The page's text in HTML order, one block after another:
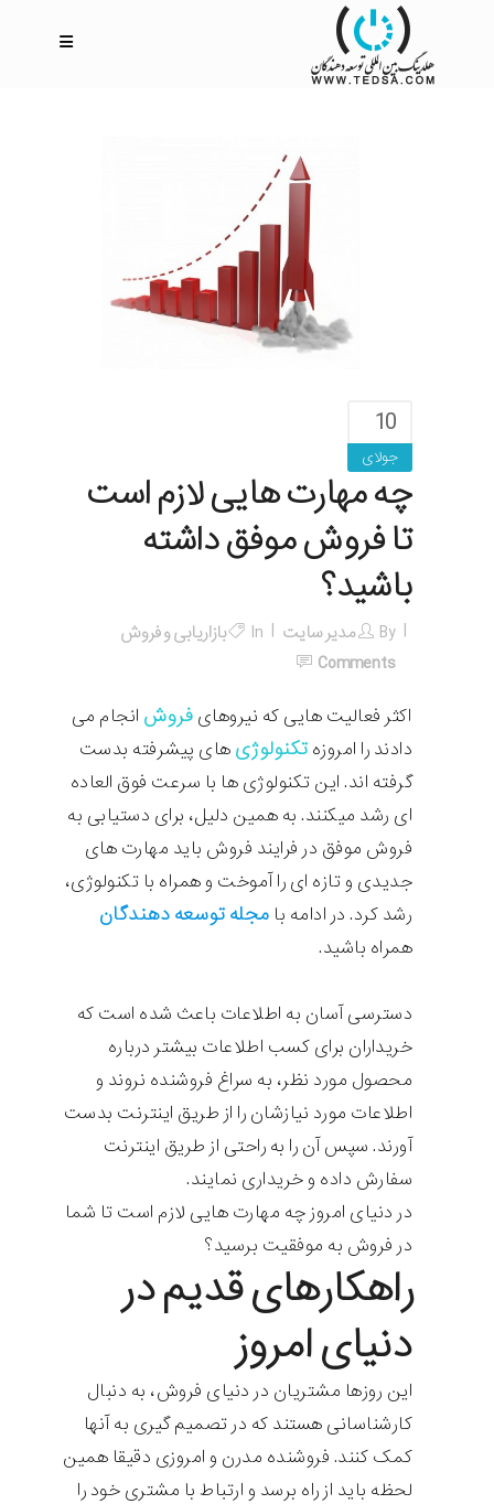
10
جولای
چه مهارت هایی لازم است
تا فروش موفق داشته
باشید؟
By مدیر سایت In
بازاریابی و فروش
Comments
اکثر فعالیت هایی که نیروهای فروش انجام می
دادند را امروزه تکنولوژی های پیشرفته بدست
گرفته اند. این تکنولوژی ها با سرعت فوق العاده
ای رشد میکنند. به همین دلیل، برای دستیابی به
فروش موفق در فرایند فروش باید مهارت های
جدیدی و تازه ای را آموخت و همراه با تکنولوژی،
رشد کرد. در ادامه با مجله توسعه دهندگان
همراه باشید.
دسترسی آسان به اطلاعات باعث شده است که
خریداران برای کسب اطلاعات بیشتر درباره
محصول مورد نظر، به سراغ فروشنده نروند و
اطلاعات مورد نیازشان را از طریق اینترنت بدست
آورند. سپس آن را به راحتی از طریق اینترنت
سفارش داده و خریداری نمایند.
در دنیای امروز چه مهارت هایی لازم است تا شما
در فروش به موفقیت برسید؟
راهکارهای قدیم در
دنیای امروز
این روزها مشتریان در دنیای فروش، به دنبال
کارشناسانی هستند که در تصمیم گیری به آنها
کمک کنند. فروشنده مدرن و امروزی دقیقا همین
لحظه باید از راه برسد و ارتباط با مشتری خود را